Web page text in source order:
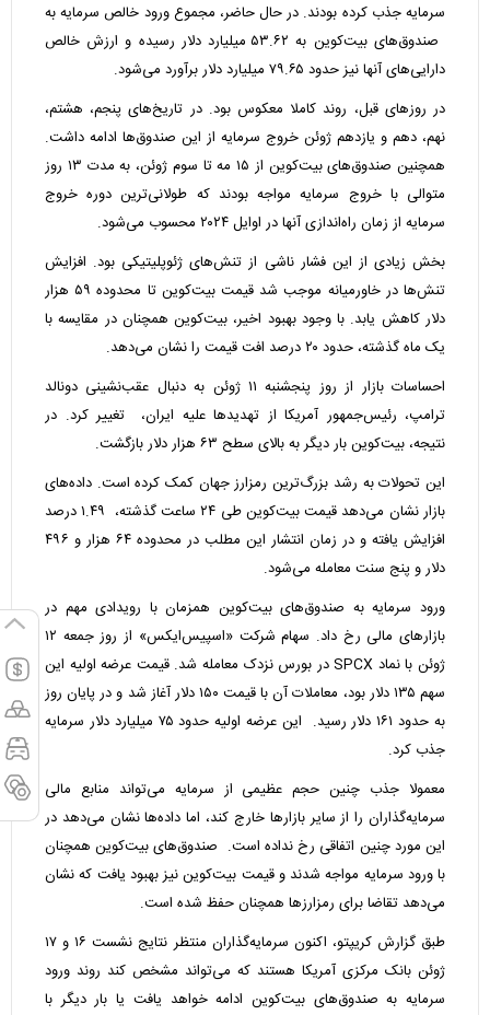
سرمایه جذب کرده بودند. در حال حاضر، مجموع ورود خالص سرمایه به
صندوق‌های بیت‌کوین به ۵۳.۶۲ میلیارد دلار رسیده و ارزش خالص
دارایی‌های آنها نیز حدود ۷۹.۶۵ میلیارد دلار برآورد می‌شود.
در روزهای قبل، روند کاملا معکوس بود. در تاریخ‌های پنجم، هشتم،
نهم، دهم و یازدهم ژوئن خروج سرمایه از این صندوق‌ها ادامه داشت.
همچنین صندوق‌های بیت‌کوین از ۱۵ مه تا سوم ژوئن، به مدت ۱۳ روز
متوالی با خروج سرمایه مواجه بودند که طولانی‌ترین دوره خروج
سرمایه از زمان راه‌اندازی آنها در اوایل ۲۰۲۴ محسوب می‌شود.
بخش زیادی از این فشار ناشی از تنش‌های ژئوپلیتیکی بود. افزایش
تنش‌ها در خاورمیانه موجب شد قیمت بیت‌کوین تا محدوده ۵۹ هزار
دلار کاهش یابد. با وجود بهبود اخیر، بیت‌کوین همچنان در مقایسه با
یک ماه گذشته، حدود ۲۰ درصد افت قیمت را نشان می‌دهد.
احساسات بازار از روز پنجشنبه ۱۱ ژوئن به دنبال عقب‌نشینی دونالد
ترامپ، رئیس‌جمهور آمریکا از تهدیدها علیه ایران، تغییر کرد. در
نتیجه، بیت‌کوین بار دیگر به بالای سطح ۶۳ هزار دلار بازگشت.
این تحولات به رشد بزرگ‌ترین رمزارز جهان کمک کرده است. داده‌های
بازار نشان می‌دهد قیمت بیت‌کوین طی ۲۴ ساعت گذشته، ۱.۴۹ درصد
افزایش یافته و در زمان انتشار این مطلب در محدوده ۶۴ هزار و ۴۹۶
دلار و پنج سنت معامله می‌شود.
ورود سرمایه به صندوق‌های بیت‌کوین همزمان با رویدادی مهم در
بازارهای مالی رخ داد. سهام شرکت «اسپیس‌ایکس» از روز جمعه ۱۲
ژوئن با نماد SPCX در بورس نزدک معامله شد. قیمت عرضه اولیه این
سهم ۱۳۵ دلار بود، معاملات آن با قیمت ۱۵۰ دلار آغاز شد و در پایان روز
به حدود ۱۶۱ دلار رسید. این عرضه اولیه حدود ۷۵ میلیارد دلار سرمایه
جذب کرد.
معمولا جذب چنین حجم عظیمی از سرمایه می‌تواند منابع مالی
سرمایه‌گذاران را از سایر بازارها خارج کند، اما داده‌ها نشان می‌دهد در
این مورد چنین اتفاقی رخ نداده است. صندوق‌های بیت‌کوین همچنان
با ورود سرمایه مواجه شدند و قیمت بیت‌کوین نیز بهبود یافت که نشان
می‌دهد تقاضا برای رمزارزها همچنان حفظ شده است.
طبق گزارش کریپتو، اکنون سرمایه‌گذاران منتظر نتایج نشست ۱۶ و ۱۷
ژوئن بانک مرکزی آمریکا هستند که می‌تواند مشخص کند روند ورود
سرمایه به صندوق‌های بیت‌کوین ادامه خواهد یافت یا بار دیگر با